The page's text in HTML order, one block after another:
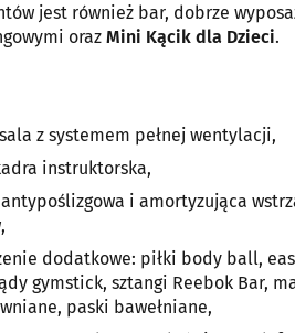
jest również bar, dobrze
oraz Mini Kącik dla Dzieci.
z systemem pełnej wentylacji,
instruktorska,
i amortyzująca
dodatkowe: piłki body ball,
gymstick, sztangi Reebok Bar,
paski bawełniane,